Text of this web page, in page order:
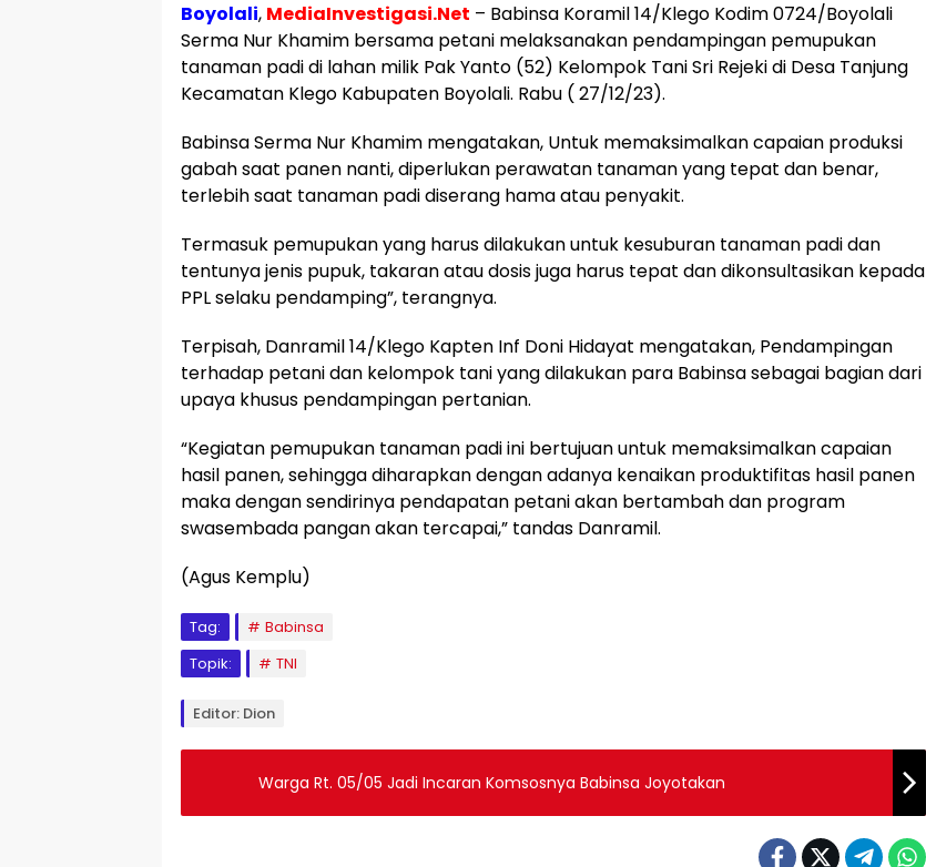
Boyolali, MediaInvestigasi.Net – Babinsa Koramil 14/Klego Kodim 0724/Boyolali
Serma Nur Khamim bersama petani melaksanakan pendampingan pemupukan
tanaman padi di lahan milik Pak Yanto (52) Kelompok Tani Sri Rejeki di Desa Tanjung
Kecamatan Klego Kabupaten Boyolali. Rabu ( 27/12/23).
Babinsa Serma Nur Khamim mengatakan, Untuk memaksimalkan capaian produksi
gabah saat panen nanti, diperlukan perawatan tanaman yang tepat dan benar,
terlebih saat tanaman padi diserang hama atau penyakit.
Termasuk pemupukan yang harus dilakukan untuk kesuburan tanaman padi dan
tentunya jenis pupuk, takaran atau dosis juga harus tepat dan dikonsultasikan kepada
PPL selaku pendamping”, terangnya.
Terpisah, Danramil 14/Klego Kapten Inf Doni Hidayat mengatakan, Pendampingan
terhadap petani dan kelompok tani yang dilakukan para Babinsa sebagai bagian dari
upaya khusus pendampingan pertanian.
“Kegiatan pemupukan tanaman padi ini bertujuan untuk memaksimalkan capaian
hasil panen, sehingga diharapkan dengan adanya kenaikan produktifitas hasil panen
maka dengan sendirinya pendapatan petani akan bertambah dan program
swasembada pangan akan tercapai,” tandas Danramil.
(Agus Kemplu)
Tag:
Babinsa
Topik:
TNI
Editor: Dion
Warga Rt. 05/05 Jadi Incaran Komsosnya Babinsa Joyotakan